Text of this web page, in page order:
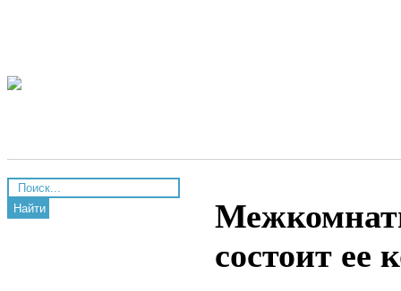
Найти
состоит ее